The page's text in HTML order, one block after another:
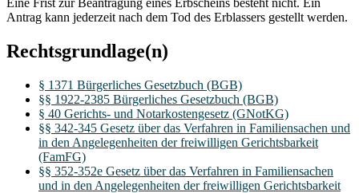
Antrag kann jederzeit nach dem Tod des Erblassers gestellt werden.
Rechtsgrundlage(n)
§ 1371 Bürgerliches Gesetzbuch (BGB)
§§ 1922-2385 Bürgerliches Gesetzbuch (BGB)
§ 40 Gerichts- und Notarkostengesetz (GNotKG)
§§ 342-345 Gesetz über das Verfahren in Familiensachen und
in den Angelegenheiten der freiwilligen Gerichtsbarkeit
(FamFG)
§§ 352-352e Gesetz über das Verfahren in Familiensachen
und in den Angelegenheiten der freiwilligen Gerichtsbarkeit